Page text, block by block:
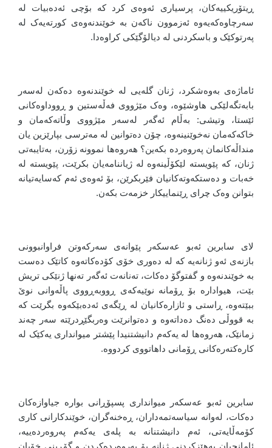
ڕیتۆریکییەکان، پرسیاری ئەوەی کرد کە بۆچی ئەدەبیات لە
سەرچاوەکەیەوە ئەزموون ناکەن بە خوێندنەوەی کورتەیەک لە
پەرتوکێک و باسکردنی لە دیالۆگێکی کراوەدا.
ئاماژەی بەوەشکرد، ژنان گلەیی لە خوێندنەوە دەکەن لەسەر
بابەتگەلێکی هاوشێوە، وەک مێژووی فەڵەستین و ڕووداوەکانی
ئێستا، وتیشی: بەڵام ئەگەر لەسەر مێژووی وڵاتەکەمان و
خاکەکەمان نەخوێنینەوە، چۆن دەتوانین لە مەترسی بپارێزین یان
منداڵەکانمان پەروەردە بکەین؟ هەروەها نموونە زۆرن، بەتایبەتی
ژنان، کە پێویستە لێکۆڵینەوە لە ژیاننامەیان بکرێت، پێویستە لە
خەبات و دەستکەوتەکانیان فێربکرێن، بۆ ئەوەی ئەم کەسایەتیانە
بتوانن وەک چرای ڕێنماییکار خزمەت بکەن.
لای سابرین ئەبو عەسکەر پێوانەی سەرکەوتن فراوانبوونی
بازنەی ئەو ژنانەیە کە لە دەوری خۆی کۆدەکاتەوە کاتێک دەست
بە خوێندنەوە و گفتوگۆ دەکات، تەنانەت ئەگەر تەنها ژنێکی تریش
بێت، هیوادارە بۆ ڕۆمانە نوێیەکەی ڕووبەڕووی پاڵەوانی نوێ
ببێتەوە، ڕاستی و ئازارەکانیان لە ڕێگەی ئەدەبێکەوە بگرێت کە
بە قووڵی دەنگ دەداتەوە و دەتوانرێت وەربگێڕدرێتە سەر چەند
زمانێک، هەروەها لە یەکەم دانیشتنیدا پێشتر میوانداری یەکێک لە
کارەکتەرەکانی ڕۆمانی داهاتووی کردووە.
سابرین ئەبو عەسکەر میوانداری پسپۆڕانی بوارە جیاوازەکان
دەکات، لەوانە سیاسەتمەداران، ڕەخنەگران، خوێندکارانی کاری
کۆمەڵایەتی، ئەم دانیشتنانە بە پلەی یەکەم پەروەردەییە،
ئامانجیان بەهێزکردنی ژنانە بۆ پەروەردەکردن و گۆڕینی خۆیان